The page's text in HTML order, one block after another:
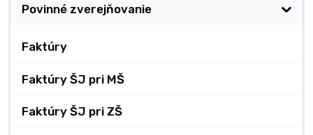
Povinné zverejňovanie
Faktúry
Faktúry ŠJ pri MŠ
Faktúry ŠJ pri ZŠ